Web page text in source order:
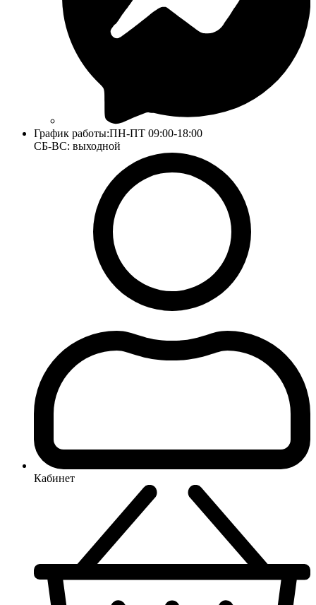
График работы:ПН-ПТ 09:00-18:00
СБ-ВС: выходной
Кабинет